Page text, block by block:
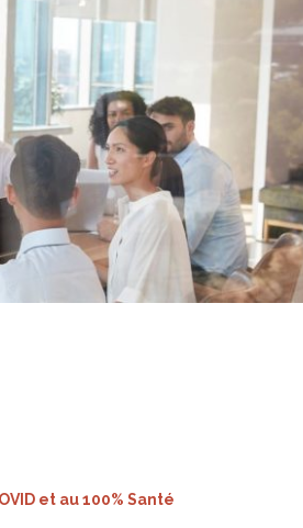
et au 100% Santé